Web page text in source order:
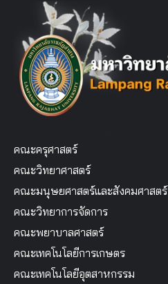
คณะครุศาสตร์
คณะวิทยาศาสตร์
คณะมนุษยศาสตร์และสังคมศาสตร์
คณะวิทยาการจัดการ
คณะพยาบาลศาสตร์
คณะเทคโนโลยีการเกษตร
คณะเทคโนโลยีอุตสาหกรรม